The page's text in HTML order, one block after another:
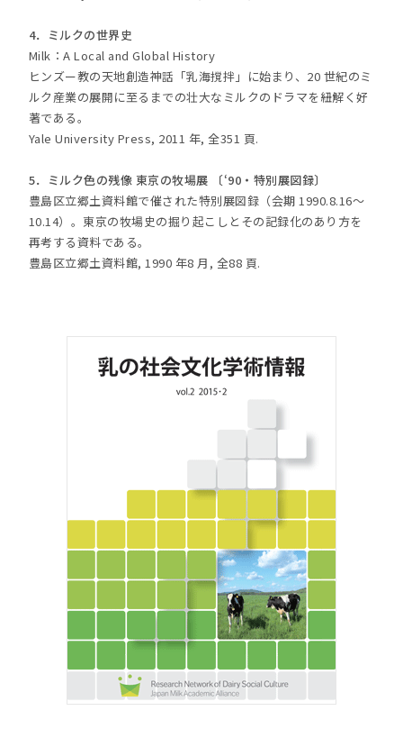
4．ミルクの世界史
Milk：A Local and Global History
ヒンズー教の天地創造神話「乳海撹拌」に始まり、20 世紀のミ
ルク産業の展開に至るまでの壮大なミルクのドラマを紐解く好
著である。
Yale University Press, 2011 年, 全351 頁.
5．ミルク色の残像 東京の牧場展 〔‘90・特別展図録〕
豊島区立郷土資料館で催された特別展図録（会期 1990.8.16～
10.14）。東京の牧場史の掘り起こしとその記録化のあり方を
再考する資料である。
豊島区立郷土資料館, 1990 年8 月, 全88 頁.